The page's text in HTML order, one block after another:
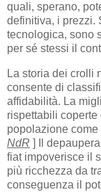
quali, sperano,
definitiva, i prezzi.
tecnologica, sono
per sé stessi il
La storia dei crolli
consente di
affidabilità. La
rispettabili
popolazione
NdR ] Il
fiat impoverisce il
più ricchezza da
conseguenza il